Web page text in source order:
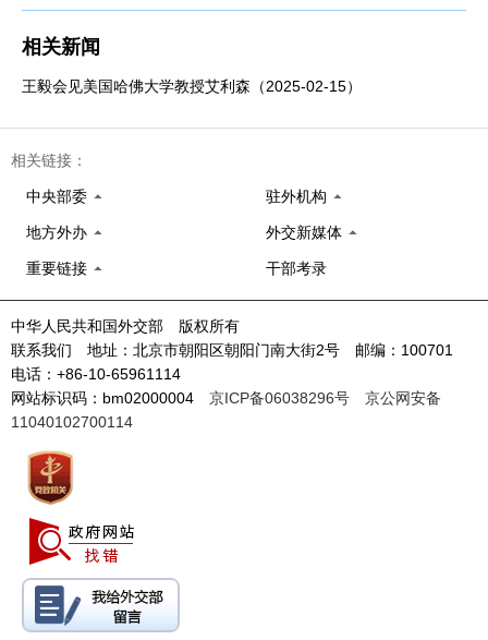
相关新闻
王毅会见美国哈佛大学教授艾利森（2025-02-15）
相关链接：
中央部委 驻外机构
地方外办 外交新媒体
重要链接 干部考录
中华人民共和国外交部 版权所有
联系我们 地址：北京市朝阳区朝阳门南大街2号 邮编：100701
电话：+86-10-65961114
网站标识码：bm02000004 京ICP备06038296号
京公网安备
11040102700114